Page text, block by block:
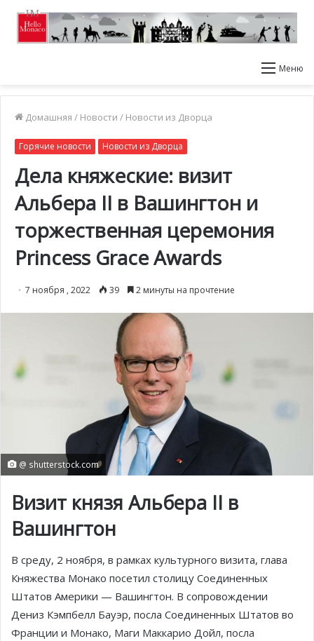
Меню
Домашняя / Новости / Новости из Дворца
Горячие новости Новости из Дворца
Дела княжеские: визит
Альбера II в Вашингтон и
торжественная церемония
Princess Grace Awards
7 ноября , 2022 39 2 минуты на прочтение
@ shutterstock.com
Визит князя Альбера II в
Вашингтон
В среду, 2 ноября, в рамках культурного визита, глава
Княжества Монако посетил столицу Соединенных
Штатов Америки — Вашингтон. В сопровождении
Дениз Кэмпбелл Бауэр, посла Соединенных Штатов во
Франции и Монако, Маги Маккарио Дойл, посла